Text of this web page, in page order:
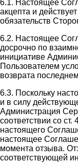
6.1. Настоящее
акцепта и
обязательств
6.2. Настоящее
досрочно по
инициативе
Пользователем
возврата
6.3. Поскольку
и в силу
Администрация
соответствии со
настоящего
настоящее
момента отзыва.
соответствующей